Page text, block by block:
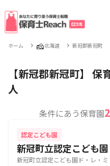
ホーム 🧀北海道 新冠郡新冠町
【新冠郡新冠町】
人
条件にあう保育園2
認定こども園
新冠町立認定こども
新冠町立認定こども園ド・レ・